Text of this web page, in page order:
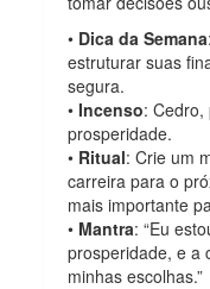
• Dica da Semana
estruturar suas
segura.
•Incenso:
prosperidade.
• Ritual: Crie um
carreira para o
mais importante
• Mantra: “Eu
prosperidade, e a
minhas escolhas.”